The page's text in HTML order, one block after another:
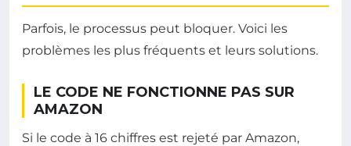
Parfois, le processus peut bloquer. Voici les
problèmes les plus fréquents et leurs solutions.
LE CODE NE FONCTIONNE PAS SUR
AMAZON
Si le code à 16 chiffres est rejeté par Amazon,